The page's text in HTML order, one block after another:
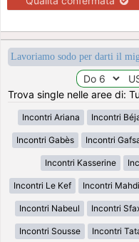
Lavoriamo sodo per darti il
Trova single nelle aree di:
Incontri Ariana Incontri
Incontri Gabès Incontri
Incontri Kasserine
Incontri Le Kef Incontri
Incontri Nabeul Incontri
Incontri Sousse Incontri